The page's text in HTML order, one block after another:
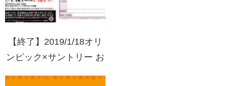
【終了】2019/1/18オリ
ンピック×サントリー お